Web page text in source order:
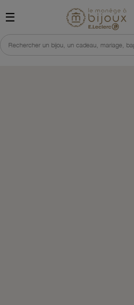
☰
Rechercher un bijou, un cadeau, mariage,